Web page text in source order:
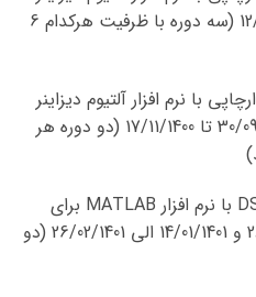
برای برادران شروع دوره 12/7/1400 (سه دوره با ظرفیت هرکدام 6
با نرم افزار آلتیوم دیزاینر
برای خواهران شروع دوره 30/09/1400 تا 17/11/1400 (دو دوره هر
دوره مجازی پردازش سیگنال DSP با نرم افزار MATLAB برای
برادران 19/11/1400 الی 28/12/1400 و 14/01/1401 الی 26/02/1401 (دو